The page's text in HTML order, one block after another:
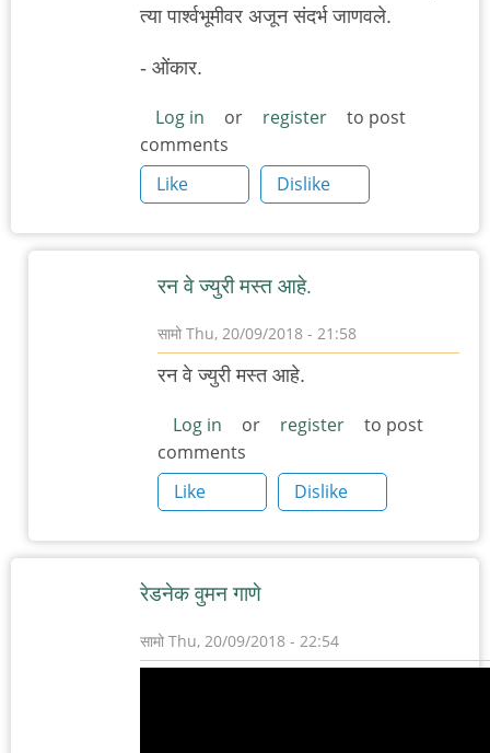
त्या पार्श्वभूमीवर अजून संदर्भ जाणवले.
- ओंकार.
Log in or register
to post
comments
Like
Dislike
रन वे ज्युरी मस्त आहे.
सामो Thu, 20/09/2018 - 21:58
चांगला
लेख
by
ओंकार
रन वे ज्युरी मस्त आहे.
Log in or register
to post
comments
Like
Dislike
रेडनेक वुमन गाणे
सामो Thu, 20/09/2018 - 22:54